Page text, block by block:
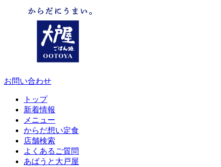
お問い合わせ
トップ
新着情報
メニュー
からだ想い定食
店舗検索
よくあるご質問
あばうと大戸屋